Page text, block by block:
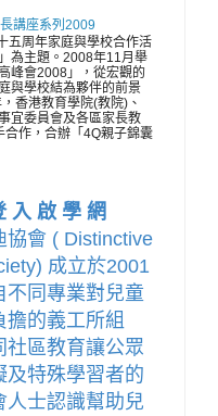
講座系列2009
五周年家庭與學校合作活
為主題。2008年11月舉
峰會2008」，從宏觀的
與學校結為夥伴的前景
香港教育學院(教院)、
宜委員會及各區家長教
合作，合辦「4Q親子錦囊
入 啟 學 網
協會 ( Distinctive
成立於2001
不同專業對兒童
擔的義工所組
社區教育讓公眾
及特殊學習者的
人士認識幫助兒